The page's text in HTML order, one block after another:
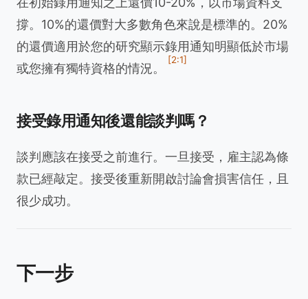
撐。10%的還價對大多數角色來說是標準的。20%
的還價適用於您的研究顯示錄用通知明顯低於市場
或您擁有獨特資格的情況。
[2:1]
接受錄用通知後還能談判嗎？
談判應該在接受之前進行。一旦接受，雇主認為條
款已經敲定。接受後重新開啟討論會損害信任，且
很少成功。
下一步